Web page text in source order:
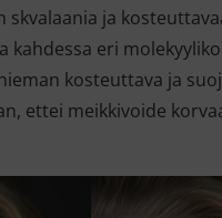
skvalaania ja
kahdessa eri
kosteuttava ja
ettei meikkivoide